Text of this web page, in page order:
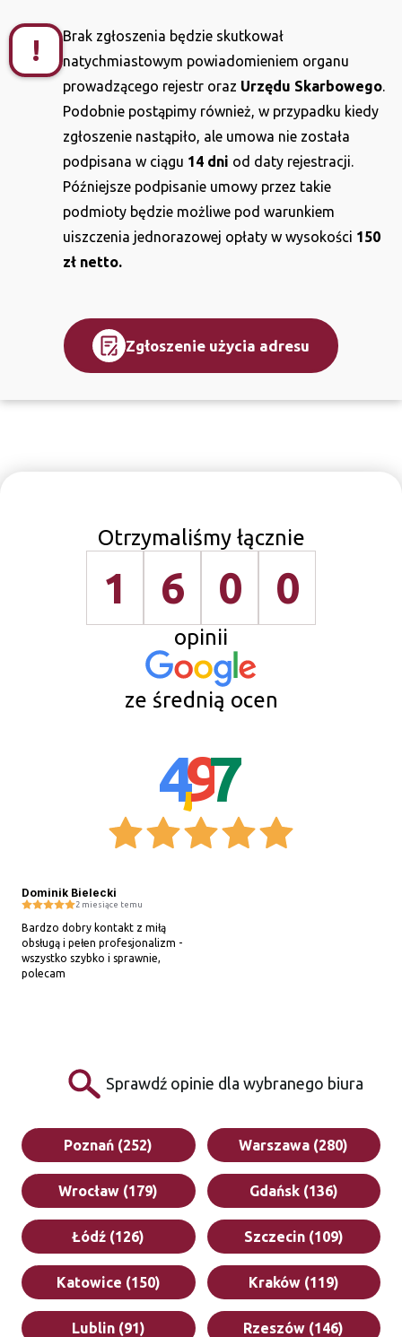
!
Brak zgłoszenia będzie skutkował
natychmiastowym powiadomieniem organu
prowadzącego rejestr oraz Urzędu Skarbowego
Podobnie postąpimy również, w przypadku kiedy
zgłoszenie nastąpiło, ale umowa nie została
podpisana w ciągu 14 dni od daty rejestracji.
Późniejsze podpisanie umowy przez takie
podmioty będzie możliwe pod warunkiem
uiszczenia jednorazowej opłaty w wysokości 150
zł netto.
Zgłoszenie użycia adresu
Otrzymaliśmy łącznie
1 6 0 0
opinii
ze średnią ocen
4
,
97
Dominik Bielecki
2 miesiące temu
Bardzo dobry kontakt z miłą
obsługą i pełen profesjonalizm -
wszystko szybko i sprawnie,
polecam
Sprawdź opinie dla wybranego biura
Poznań (252) Warszawa (280)
Wrocław (179) Gdańsk (136)
Łódź (126) Szczecin (109)
Katowice (150) Kraków (119)
Lublin (91) Rzeszów (146)